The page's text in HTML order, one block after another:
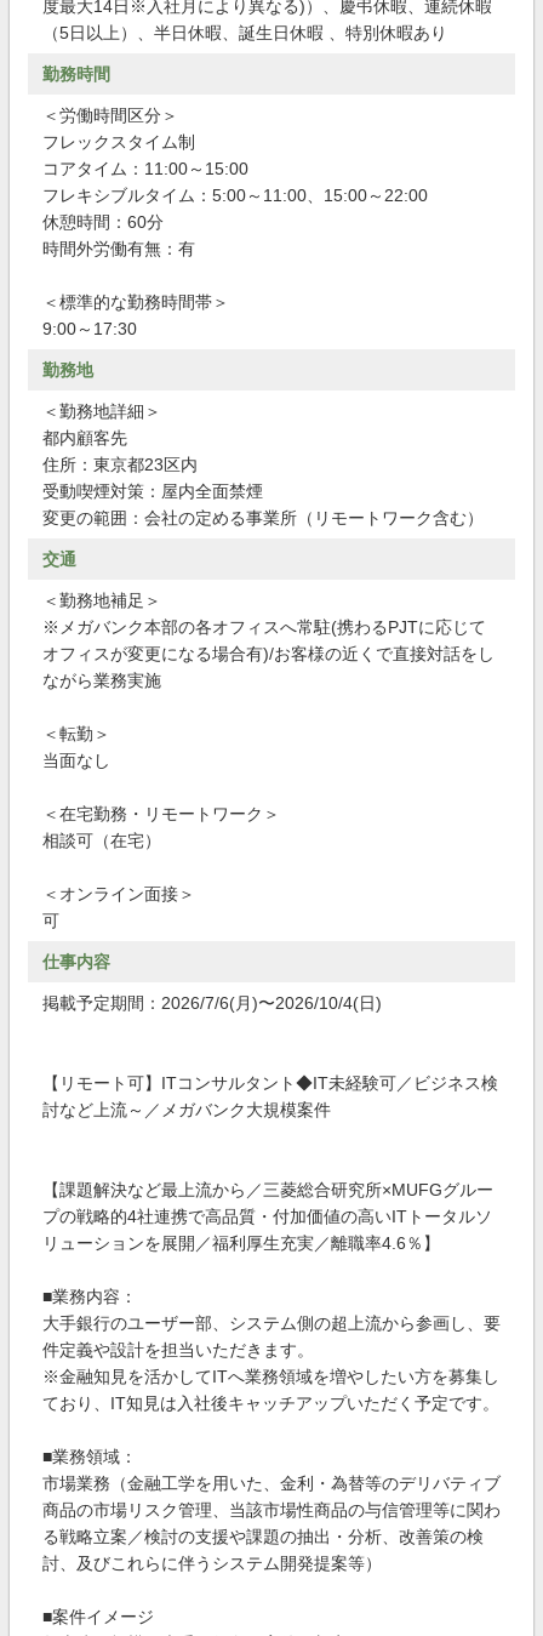
度最大14日※入社月により異なる)）、慶弔休暇、連続休暇
（5日以上）、半日休暇、誕生日休暇 、特別休暇あり
勤務時間
＜労働時間区分＞
フレックスタイム制
コアタイム：11:00～15:00
フレキシブルタイム：5:00～11:00、15:00～22:00
休憩時間：60分
時間外労働有無：有
＜標準的な勤務時間帯＞
9:00～17:30
勤務地
＜勤務地詳細＞
都内顧客先
住所：東京都23区内
受動喫煙対策：屋内全面禁煙
変更の範囲：会社の定める事業所（リモートワーク含む）
交通
＜勤務地補足＞
※メガバンク本部の各オフィスへ常駐(携わるPJTに応じて
オフィスが変更になる場合有)/お客様の近くで直接対話をし
ながら業務実施
＜転勤＞
当面なし
＜在宅勤務・リモートワーク＞
相談可（在宅）
＜オンライン面接＞
可
仕事内容
掲載予定期間：2026/7/6(月)〜2026/10/4(日)
【リモート可】ITコンサルタント◆IT未経験可／ビジネス検
討など上流～／メガバンク大規模案件
【課題解決など最上流から／三菱総合研究所×MUFGグルー
プの戦略的4社連携で高品質・付加価値の高いITトータルソ
リューションを展開／福利厚生充実／離職率4.6％】
■業務内容：
大手銀行のユーザー部、システム側の超上流から参画し、要
件定義や設計を担当いただきます。
※金融知見を活かしてITへ業務領域を増やしたい方を募集し
ており、IT知見は入社後キャッチアップいただく予定です。
■業務領域：
市場業務（金融工学を用いた、金利・為替等のデリバティブ
商品の市場リスク管理、当該市場性商品の与信管理等に関わ
る戦略立案／検討の支援や課題の抽出・分析、改善策の検
討、及びこれらに伴うシステム開発提案等）
■案件イメージ